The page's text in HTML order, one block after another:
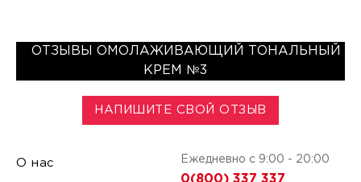
ОТЗЫВЫ ОМОЛАЖИВАЮЩИЙ ТОНАЛЬНЫЙ
КРЕМ №3
НАПИШИТЕ СВОЙ ОТЗЫВ
О нас Ежедневно с 9:00 - 20:00
0(800) 337 337